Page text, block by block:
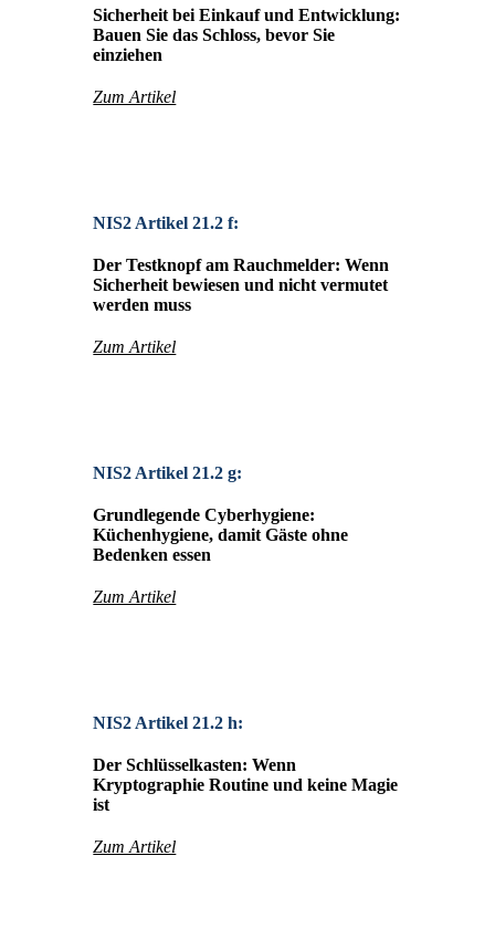
Sicherheit bei Einkauf und Entwicklung:
Bauen Sie das Schloss, bevor Sie
einziehen
Zum Artikel
NIS2 Artikel 21.2 f:
Der Testknopf am Rauchmelder: Wenn
Sicherheit bewiesen und nicht vermutet
werden muss
Zum Artikel
NIS2 Artikel 21.2 g:
Grundlegende Cyberhygiene:
Küchenhygiene, damit Gäste ohne
Bedenken essen
Zum Artikel
NIS2 Artikel 21.2 h:
Der Schlüsselkasten: Wenn
Kryptographie Routine und keine Magie
ist
Zum Artikel